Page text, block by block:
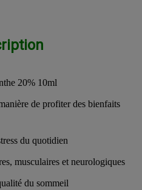
20% 10ml
de profiter des bienfaits
du quotidien
musculaires et neurologiques
du sommeil